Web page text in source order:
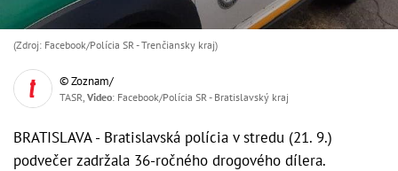
(Zdroj: Facebook/Polícia SR - Trenčiansky kraj)
© Zoznam/
TASR, Video: Facebook/Polícia SR - Bratislavský kraj
BRATISLAVA - Bratislavská polícia v stredu (21. 9.)
podvečer zadržala 36-ročného drogového dílera.